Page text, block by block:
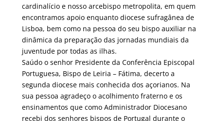
cardinalício e nosso arcebispo metropolita, em quem
encontramos apoio enquanto diocese sufragânea de
Lisboa, bem como na pessoa do seu bispo auxiliar na
dinâmica da preparação das jornadas mundiais da
juventude por todas as ilhas.
Saúdo o senhor Presidente da Conferência Episcopal
Portuguesa, Bispo de Leiria – Fátima, decerto a
segunda diocese mais conhecida dos açorianos. Na
sua pessoa agradeço o acolhimento fraterno e os
ensinamentos que como Administrador Diocesano
recebi dos senhores bispos de Portugal durante o